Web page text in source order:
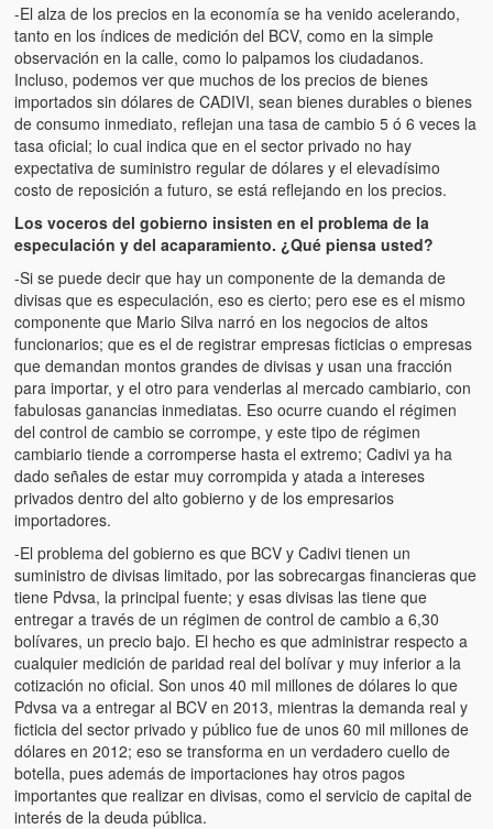
-El alza de los precios en la economía se ha venido acelerando,
tanto en los índices de medición del BCV, como en la simple
observación en la calle, como lo palpamos los ciudadanos.
Incluso, podemos ver que muchos de los precios de bienes
importados sin dólares de CADIVI, sean bienes durables o bienes
de consumo inmediato, reflejan una tasa de cambio 5 ó 6 veces la
tasa oficial; lo cual indica que en el sector privado no hay
expectativa de suministro regular de dólares y el elevadísimo
costo de reposición a futuro, se está reflejando en los precios.
Los voceros del gobierno insisten en el problema de la
especulación y del acaparamiento. ¿Qué piensa usted?
-Si se puede decir que hay un componente de la demanda de
divisas que es especulación, eso es cierto; pero ese es el mismo
componente que Mario Silva narró en los negocios de altos
funcionarios; que es el de registrar empresas ficticias o empresas
que demandan montos grandes de divisas y usan una fracción
para importar, y el otro para venderlas al mercado cambiario, con
fabulosas ganancias inmediatas. Eso ocurre cuando el régimen
del control de cambio se corrompe, y este tipo de régimen
cambiario tiende a corromperse hasta el extremo; Cadivi ya ha
dado señales de estar muy corrompida y atada a intereses
privados dentro del alto gobierno y de los empresarios
importadores.
-El problema del gobierno es que BCV y Cadivi tienen un
suministro de divisas limitado, por las sobrecargas financieras que
tiene Pdvsa, la principal fuente; y esas divisas las tiene que
entregar a través de un régimen de control de cambio a 6,30
bolívares, un precio bajo. El hecho es que administrar respecto a
cualquier medición de paridad real del bolívar y muy inferior a la
cotización no oficial. Son unos 40 mil millones de dólares lo que
Pdvsa va a entregar al BCV en 2013, mientras la demanda real y
ficticia del sector privado y público fue de unos 60 mil millones de
dólares en 2012; eso se transforma en un verdadero cuello de
botella, pues además de importaciones hay otros pagos
importantes que realizar en divisas, como el servicio de capital de
interés de la deuda pública.